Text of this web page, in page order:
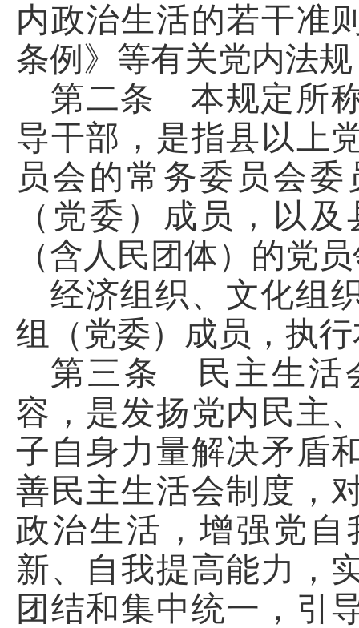
内政治生活的若干准
条例》等有关党内法
第二条 本规定所
导干部，是指县以上
员会的常务委员会
（党委）成员，以
（含人民团体）的党
经济组织、文化组
组（党委）成员，执
第三条 民主生活
容，是发扬党内民主
子自身力量解决矛盾
善民主生活会制度，
政治生活，增强党
新、自我提高能力，
团结和集中统一，引